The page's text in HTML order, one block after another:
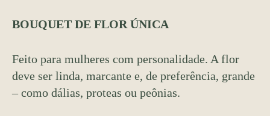
BOUQUET DE FLOR ÚNICA
Feito para mulheres com personalidade. A flor
deve ser linda, marcante e, de preferência, grande
– como dálias, proteas ou peônias.